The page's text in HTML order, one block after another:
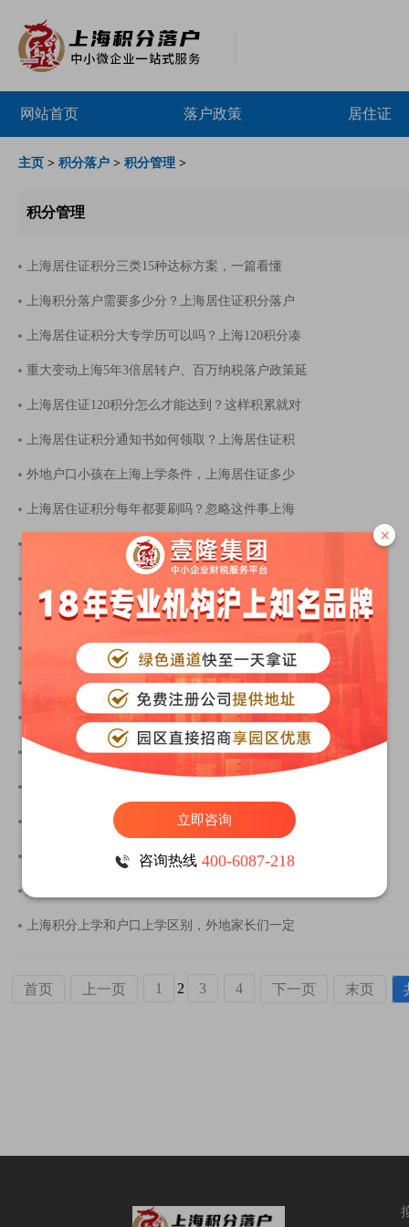
网站首页 落户政策 居住证
主页 > 积分落户 > 积分管理 >
积分管理
上海居住证积分三类15种达标方案，一篇看懂
上海积分落户需要多少分？上海居住证积分落户
上海居住证积分大专学历可以吗？上海120积分凑
重大变动上海5年3倍居转户、百万纳税落户政策延
上海居住证120积分怎么才能达到？这样积累就对
上海居住证积分通知书如何领取？上海居住证积
外地户口小孩在上海上学条件，上海居住证多少
上海居住证积分每年都要刷吗？忽略这件事上海
上海居住证积分政策即将到期，2023年上海积分细
上海居住证积分怎么申请？这份积分办理流程不
上海积分怎么才能达到120分？上海居住证积分最
上海居住证没办过积分，会有积分吗？上海积分
2022上海积分办理攻略，上海居住证积分办理16区
上海居住证积分政策最新解读（最全面），上海
上海居住证积分申请失败？申请积分审核不通过
上海办积分要什么条件？最新上海积分申请入口
上海居住证积分政策2022学历积分条件，上海积分
上海居住证积分网上申报怎么操作？
上海积分上学和户口上学区别，外地家长们一定
首页 上一页 1 2 3 4 下一页 末页
×
立即咨询
咨询热线 400-6087-218